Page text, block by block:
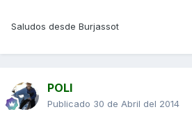
Saludos desde Burjassot
POLI
Publicado 30 de Abril del 2014